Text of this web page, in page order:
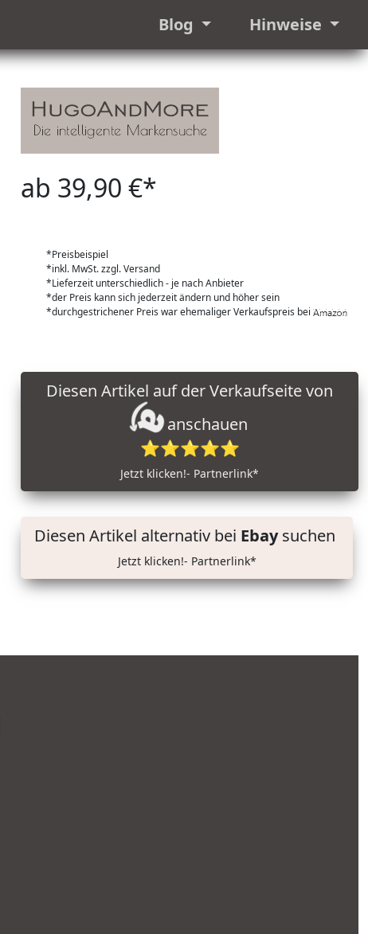
Blog Hinweise
ab 39,90 €*
*Preisbeispiel
*inkl. MwSt. zzgl. Versand
*Lieferzeit unterschiedlich - je nach Anbieter
*der Preis kann sich jederzeit ändern und höher sein
*durchgestrichener Preis war ehemaliger Verkaufspreis bei
anschauen
⭐⭐⭐⭐⭐
Jetzt klicken!- Partnerlink*
Diesen Artikel alternativ bei Ebaysuchen
Jetzt klicken!- Partnerlink*